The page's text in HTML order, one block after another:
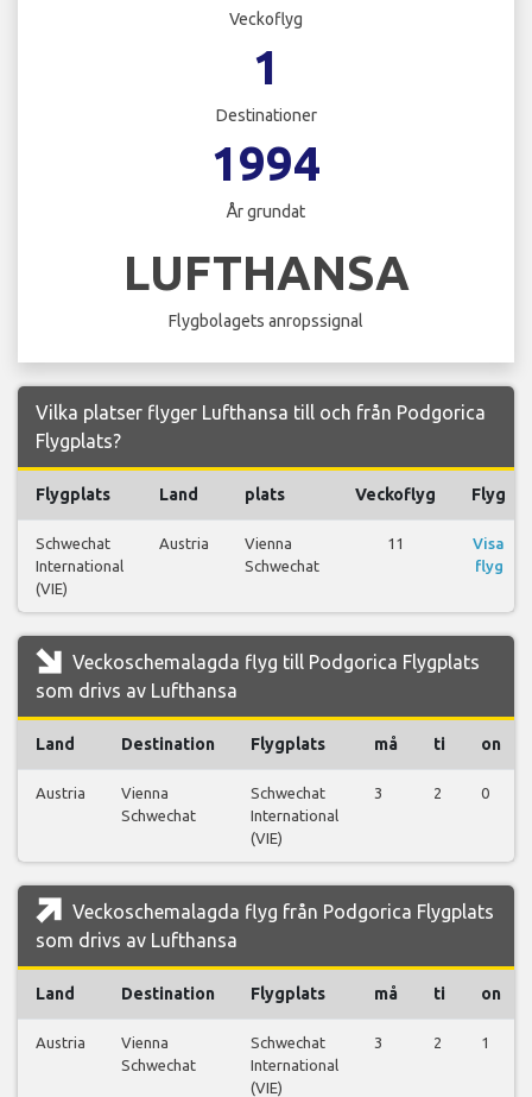
Veckoflyg
1
Destinationer
1994
År grundat
LUFTHANSA
Flygbolagets anropssignal
Vilka platser flyger Lufthansa till och från Podgorica
Flygplats?
Flygplats Land plats Veckoflyg Flyg
Schwechat
International
(VIE)
Austria
Vienna
Schwechat
11
Visa
flyg
Veckoschemalagda flyg till Podgorica Flygplats
som drivs av Lufthansa
Land Destination Flygplats må ti on
Austria
Vienna
Schwechat
Schwechat
International
(VIE)
3 2 0
Veckoschemalagda flyg från Podgorica Flygplats
som drivs av Lufthansa
Land Destination Flygplats må ti on
Austria
Vienna
Schwechat
Schwechat
International
(VIE)
3 2 1